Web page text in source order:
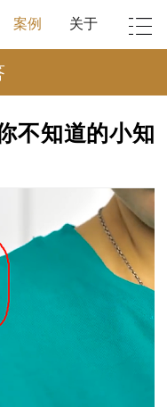
案例 关于
不知道的小知